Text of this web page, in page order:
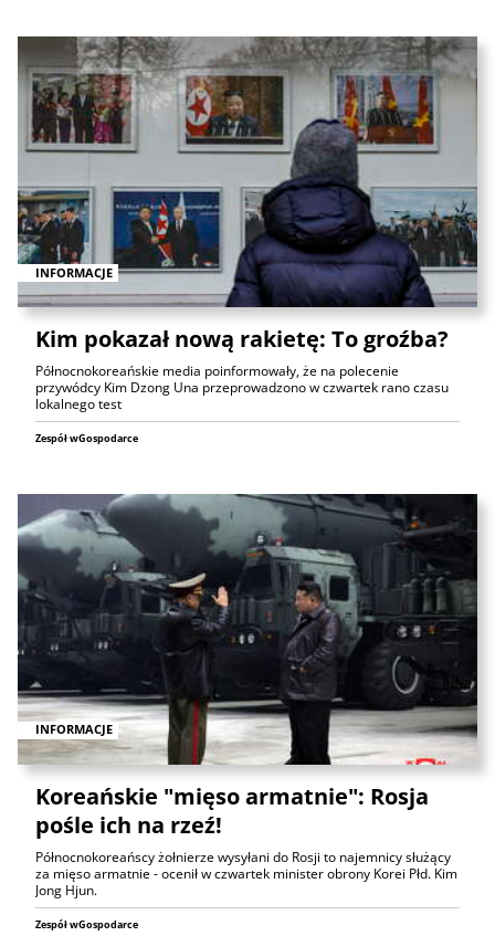
INFORMACJE
Kim pokazał nową rakietę: To groźba?
Północnokoreańskie media poinformowały, że na polecenie
przywódcy Kim Dzong Una przeprowadzono w czwartek rano czasu
lokalnego test
Zespół wGospodarce
INFORMACJE
Koreańskie "mięso armatnie": Rosja
pośle ich na rzeź!
Północnokoreańscy żołnierze wysyłani do Rosji to najemnicy służący
za mięso armatnie - ocenił w czwartek minister obrony Korei Płd. Kim
Jong Hjun.
Zespół wGospodarce